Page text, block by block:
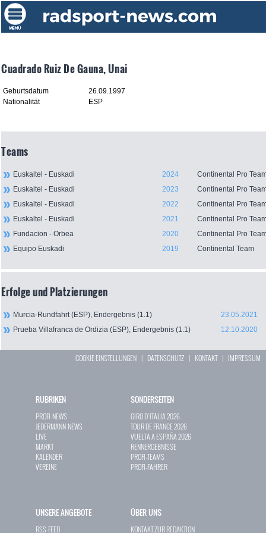
Cuadrado Ruiz De Gauna, Unai
Geburtsdatum
26.09.1997
Nationalität
ESP
Teams
Euskaltel - Euskadi 2024
Continental Pro
Euskaltel - Euskadi
2023
Continental Pro
Euskaltel - Euskadi
2022
Continental Pro
Euskaltel - Euskadi
2021
Continental Pro
Fundacion - Orbea
2020
Continental Pro
Equipo Euskadi
2019 Continental Team
Erfolge und Platzierungen
Murcia-Rundfahrt (ESP), Endergebnis (1.1)
23.05.2021
Prueba Villafranca de Ordizia (ESP), Endergebnis (1.1)
12.10.2020
COOKIE EINSTELLUNGEN | DATENSCHUTZ | KONTAKT| IMPRESSUM
RUBRIKEN
PROFI-NEWS
JEDERMANN-NEWS
LIVE
MARKT
KALENDER
VEREINE
SONDERSEITEN
GIRO D`ITALIA 2026
TOUR DE FRANCE 2026
VUELTA A ESPAÑA 2026
RENNERGEBNISSE
PROFI-TEAMS
PROFI-FAHRER
UNSERE ANGEBOTE
RSS-FEED
ÜBER UNS
KONTAKT ZUR REDAKTION